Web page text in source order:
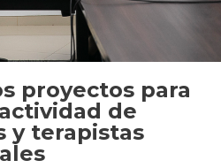
proyectos para
de
y terapistas